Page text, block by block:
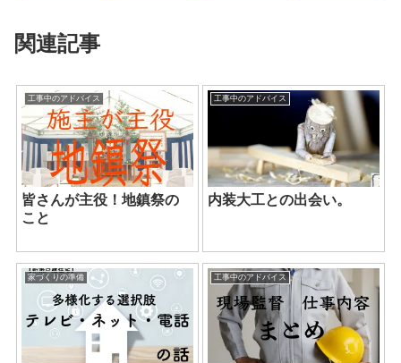
関連記事
工事中のアドバイス
皆さんが主役！地鎮祭の
こと
工事中のアドバイス
内装大工との出会い。
家づくりの準備 工事中のアドバイス